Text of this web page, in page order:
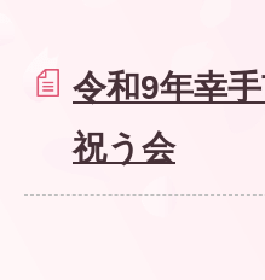
令和9年幸
祝う会